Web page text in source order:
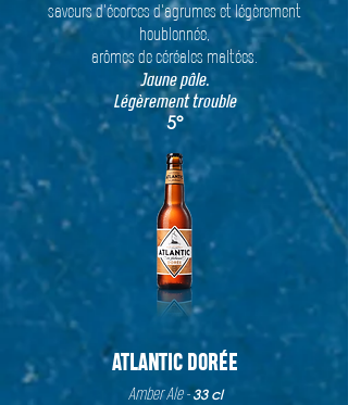
saveurs d'écorces d'agrumes et légèrement
houblonnée,
arômes de céréales maltées.
Jaune pâle.
Légèrement trouble
5°
ATLANTIC DORÉE
Amber Ale -33 cl